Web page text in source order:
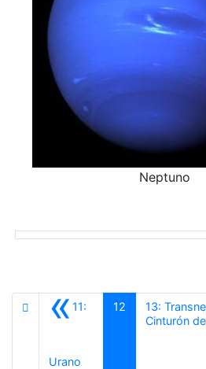
Neptuno
«11:
Urano
12
13:
Cinturón